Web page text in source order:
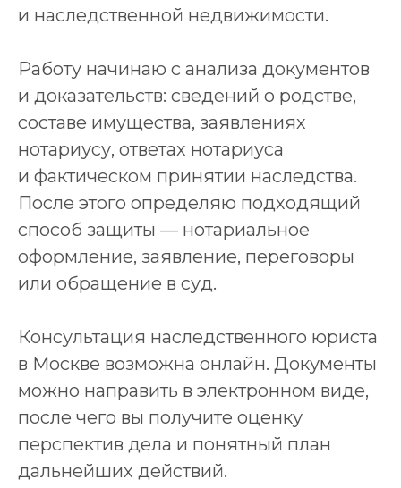
и наследственной недвижимости.
Работу начинаю с анализа документов
и доказательств: сведений о родстве,
составе имущества, заявлениях
нотариусу, ответах нотариуса
и фактическом принятии наследства.
После этого определяю подходящий
способ защиты — нотариальное
оформление, заявление, переговоры
или обращение в суд.
Консультация наследственного юриста
в Москве возможна онлайн. Документы
можно направить в электронном виде,
после чего вы получите оценку
перспектив дела и понятный план
дальнейших действий.